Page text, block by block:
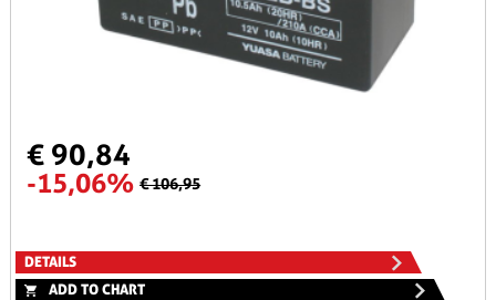
€ 90,84
-15,06% € 106,95
DETAILS
ADD TO CHART